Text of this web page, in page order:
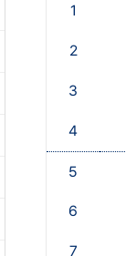
1
2
3
4
5
6
7